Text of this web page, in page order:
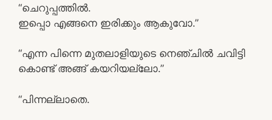
“ചെറുപ്പത്തിൽ.
ഇപ്പൊ എങ്ങനെ ഇരിക്കും ആകുവോ.”
“എന്ന പിന്നെ മുതലാളിയുടെ നെഞ്ചിൽ ചവിട്ടി
കൊണ്ട് അങ്ങ് കയറിയല്ലോ.”
“പിന്നല്ലാതെ.